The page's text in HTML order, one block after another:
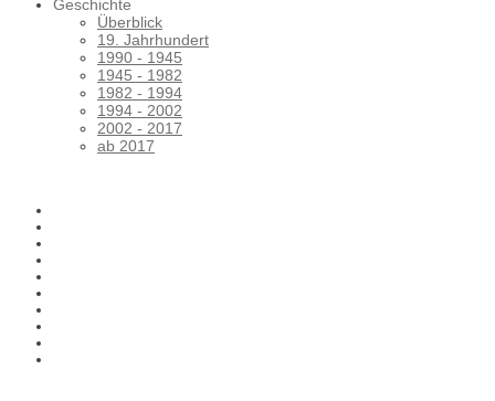
Geschichte
Überblick
19. Jahrhundert
1990 - 1945
1945 - 1982
1982 - 1994
1994 - 2002
2002 - 2017
ab 2017